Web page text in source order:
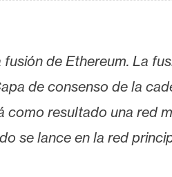
de Ethereum. La
de consenso de la
resultado una red
se lance en la red